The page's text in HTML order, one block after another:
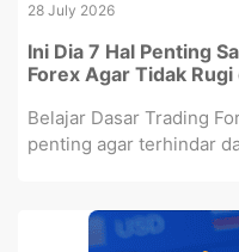
28 July 2026
Ini Dia 7 Hal Penting
Forex Agar Tidak Rugi
Belajar Dasar Trading
penting agar terhindar